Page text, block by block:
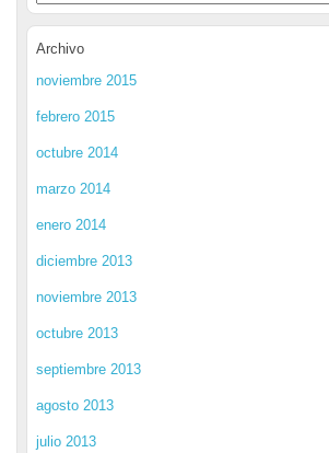
Archivo
noviembre 2015
febrero 2015
octubre 2014
marzo 2014
enero 2014
diciembre 2013
noviembre 2013
octubre 2013
septiembre 2013
agosto 2013
julio 2013